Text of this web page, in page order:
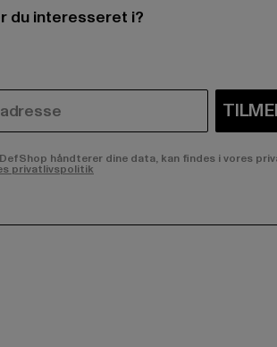
du interesseret i?
håndterer dine data, kan findes i vores
privatlivspolitik
page:
Facebook page:
our YouTube channel: